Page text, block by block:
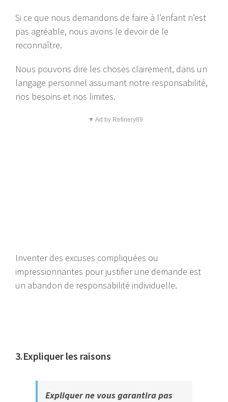
Si ce que nous demandons de faire à l’enfant n’est
pas agréable, nous avons le devoir de le
reconnaître.
Nous pouvons dire les choses clairement, dans un
langage personnel assumant notre responsabilité,
nos besoins et nos limites.
▼ Ad by Refinery89
Inventer des excuses compliquées ou
impressionnantes pour justifier une demande est
un abandon de responsabilité individuelle.
3.Expliquer les raisons
Expliquer ne vous garantira pas